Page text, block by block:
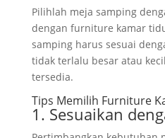
Pilihlah meja samping
dengan furniture kamar
samping harus sesuai
tidak terlalu besar atau
tersedia.
Tips Memilih Furniture
1. Sesuaikan